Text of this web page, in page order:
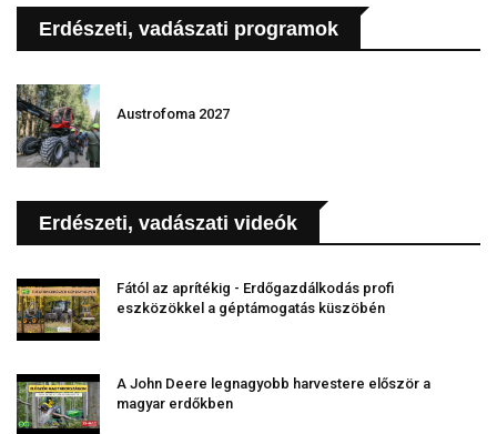
Erdészeti, vadászati programok
Austrofoma 2027
Erdészeti, vadászati videók
Fától az aprítékig - Erdőgazdálkodás profi
eszközökkel a géptámogatás küszöbén
A John Deere legnagyobb harvestere először a
magyar erdőkben